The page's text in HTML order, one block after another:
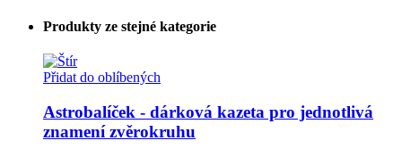
Produkty ze stejné kategorie
Přidat do oblíbených
Astrobalíček - dárková kazeta pro jednotlivá
znamení zvěrokruhu